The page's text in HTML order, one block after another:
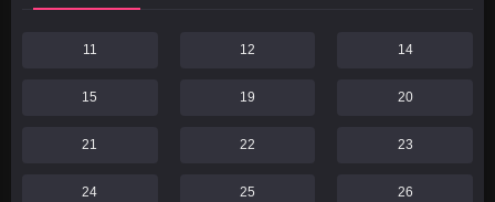
11 12 14
15 19 20
21 22 23
24 25 26